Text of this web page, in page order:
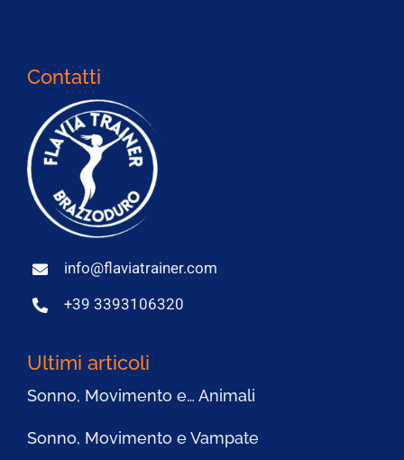
Contatti
info@flaviatrainer.com
+39 3393106320
Ultimi articoli
Sonno, Movimento e… Animali
Sonno, Movimento e Vampate